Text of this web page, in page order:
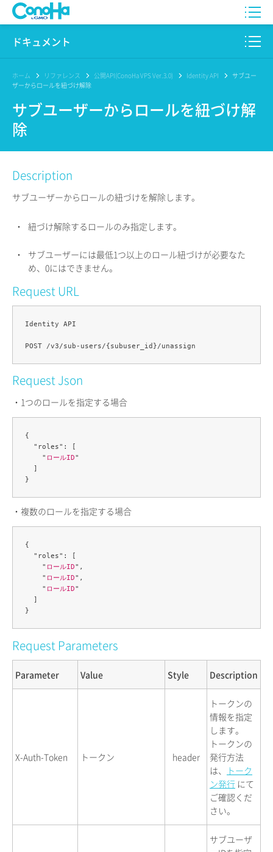
WING
AI Canvas
サービス一覧
ドキュメント
このサイトについて
プロダクト
リファレンス
ホーム リファレンス 公開API(ConoHa VPS Ver.3.0) Identity API
サブユー
ザーからロールを紐づけ解除
サブユーザーからロールを紐づけ解
除
Description
サブユーザーからロールの紐づけを解除します。
・ 紐づけ解除するロールのみ指定します。
・
サブユーザーには最低1つ以上のロール紐づけが必要なた
め、0にはできません。
Request URL
Identity API
Request Json
・1つのロールを指定する場合
{
  "roles": [
    "
ロールID"
  ]
・複数のロールを指定する場合
{
  "roles": [
    "
ロールID",
    "
ロールID",
    "
ロールID"
  ]
Request Parameters
Parameter Value Style Description
X-Auth-Token トークン header
トークンの
情報を指定
します。
トークンの
発行方法
は、
トーク
ン発行 にて
ご確認くだ
さい。
サブユーザ